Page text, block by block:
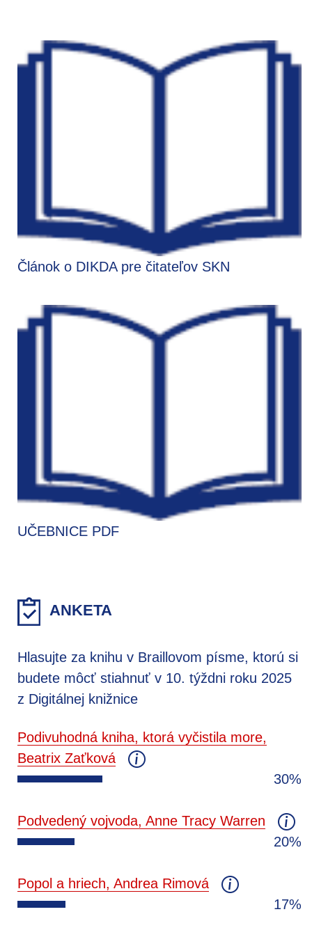
Článok o DIKDA pre čitateľov SKN
UČEBNICE PDF
ANKETA
Hlasujte za knihu v Braillovom písme, ktorú si
budete môcť stiahnuť v 10. týždni roku 2025
z Digitálnej knižnice
Podivuhodná kniha, ktorá vyčistila more,
Beatrix Zaťková
30%
Podvedený vojvoda, Anne Tracy Warren
20%
Popol a hriech, Andrea Rimová
17%